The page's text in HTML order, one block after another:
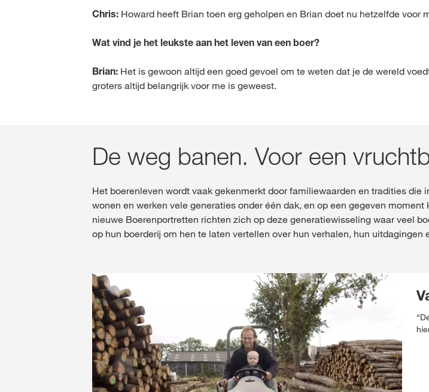
Chris: Howard heeft Brian toen erg geholpen en Brian doet nu hetzelfde voor
Wat vind je het leukste aan het leven van een boer?
Brian: Het is gewoon altijd een goed gevoel om te weten dat je de wereld
groters altijd belangrijk voor me is geweest.
De weg banen. Voor een
Het boerenleven wordt vaak gekenmerkt door familiewaarden en tradities
wonen en werken vele generaties onder één dak, en op een gegeven
nieuwe Boerenportretten richten zich op deze generatiewisseling waar veel
op hun boerderij om hen te laten vertellen over hun verhalen, hun uitdagingen